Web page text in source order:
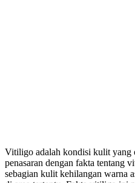
Vitiligo adalah kondisi kulit yang
penasaran dengan fakta tentang
sebagian kulit kehilangan warna